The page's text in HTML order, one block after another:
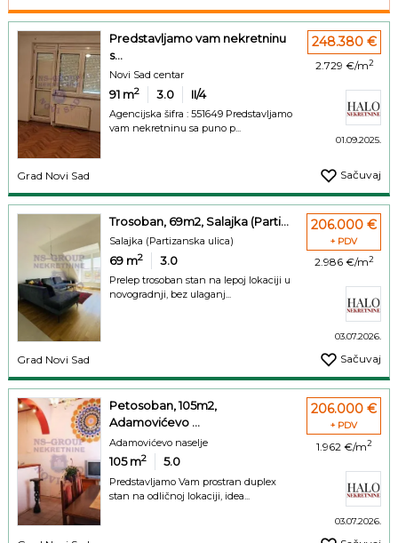
Predstavljamo vam nekretninu
s...
Novi Sad centar
91 m2 3.0 II/4
Agencijska šifra : 551649 Predstavljamo
vam nekretninu sa puno p...
248.380 €
2.729 €/m2
01.09.2025.
Grad Novi Sad Sačuvaj
Trosoban, 69m2, Salajka (Parti...
Salajka (Partizanska ulica)
69 m2 3.0
Prelep trosoban stan na lepoj lokaciji u
novogradnji, bez ulaganj...
206.000 €
+ PDV
2.986 €/m2
03.07.2026.
Grad Novi Sad Sačuvaj
Petosoban, 105m2,
Adamovićevo ...
Adamovićevo naselje
105m2 5.0
Predstavljamo Vam prostran duplex
stan na odličnoj lokaciji, idea...
206.000 €
+ PDV
1.962 €/m2
03.07.2026.